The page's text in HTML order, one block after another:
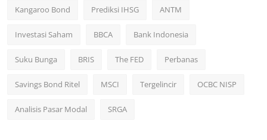
Kangaroo Bond Prediksi IHSG ANTM
Investasi Saham BBCA Bank Indonesia
Suku Bunga BRIS The FED Perbanas
Savings Bond Ritel MSCI Tergelincir OCBC NISP
Analisis Pasar Modal SRGA